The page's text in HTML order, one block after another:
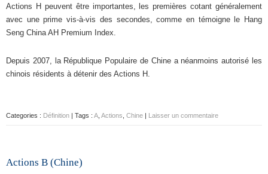
Actions H peuvent être importantes, les premières cotant généralement
avec une prime vis-à-vis des secondes, comme en témoigne le Hang
Seng China AH Premium Index.
Depuis 2007, la République Populaire de Chine a néanmoins autorisé les
chinois résidents à détenir des Actions H.
Categories : Définition | Tags : A Actions Chine | Laisser un commentaire
Actions B (Chine)